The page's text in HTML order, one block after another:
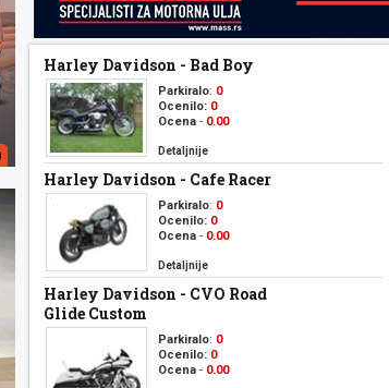
Harley Davidson - Bad Boy
Parkiralo: 0
Ocenilo: 0
Ocena- 0.00
Detaljnije
Harley Davidson - Cafe Racer
Parkiralo: 0
Ocenilo: 0
Ocena- 0.00
Detaljnije
Harley Davidson - CVO Road
Glide Custom
Parkiralo: 0
Ocenilo: 0
Ocena- 0.00